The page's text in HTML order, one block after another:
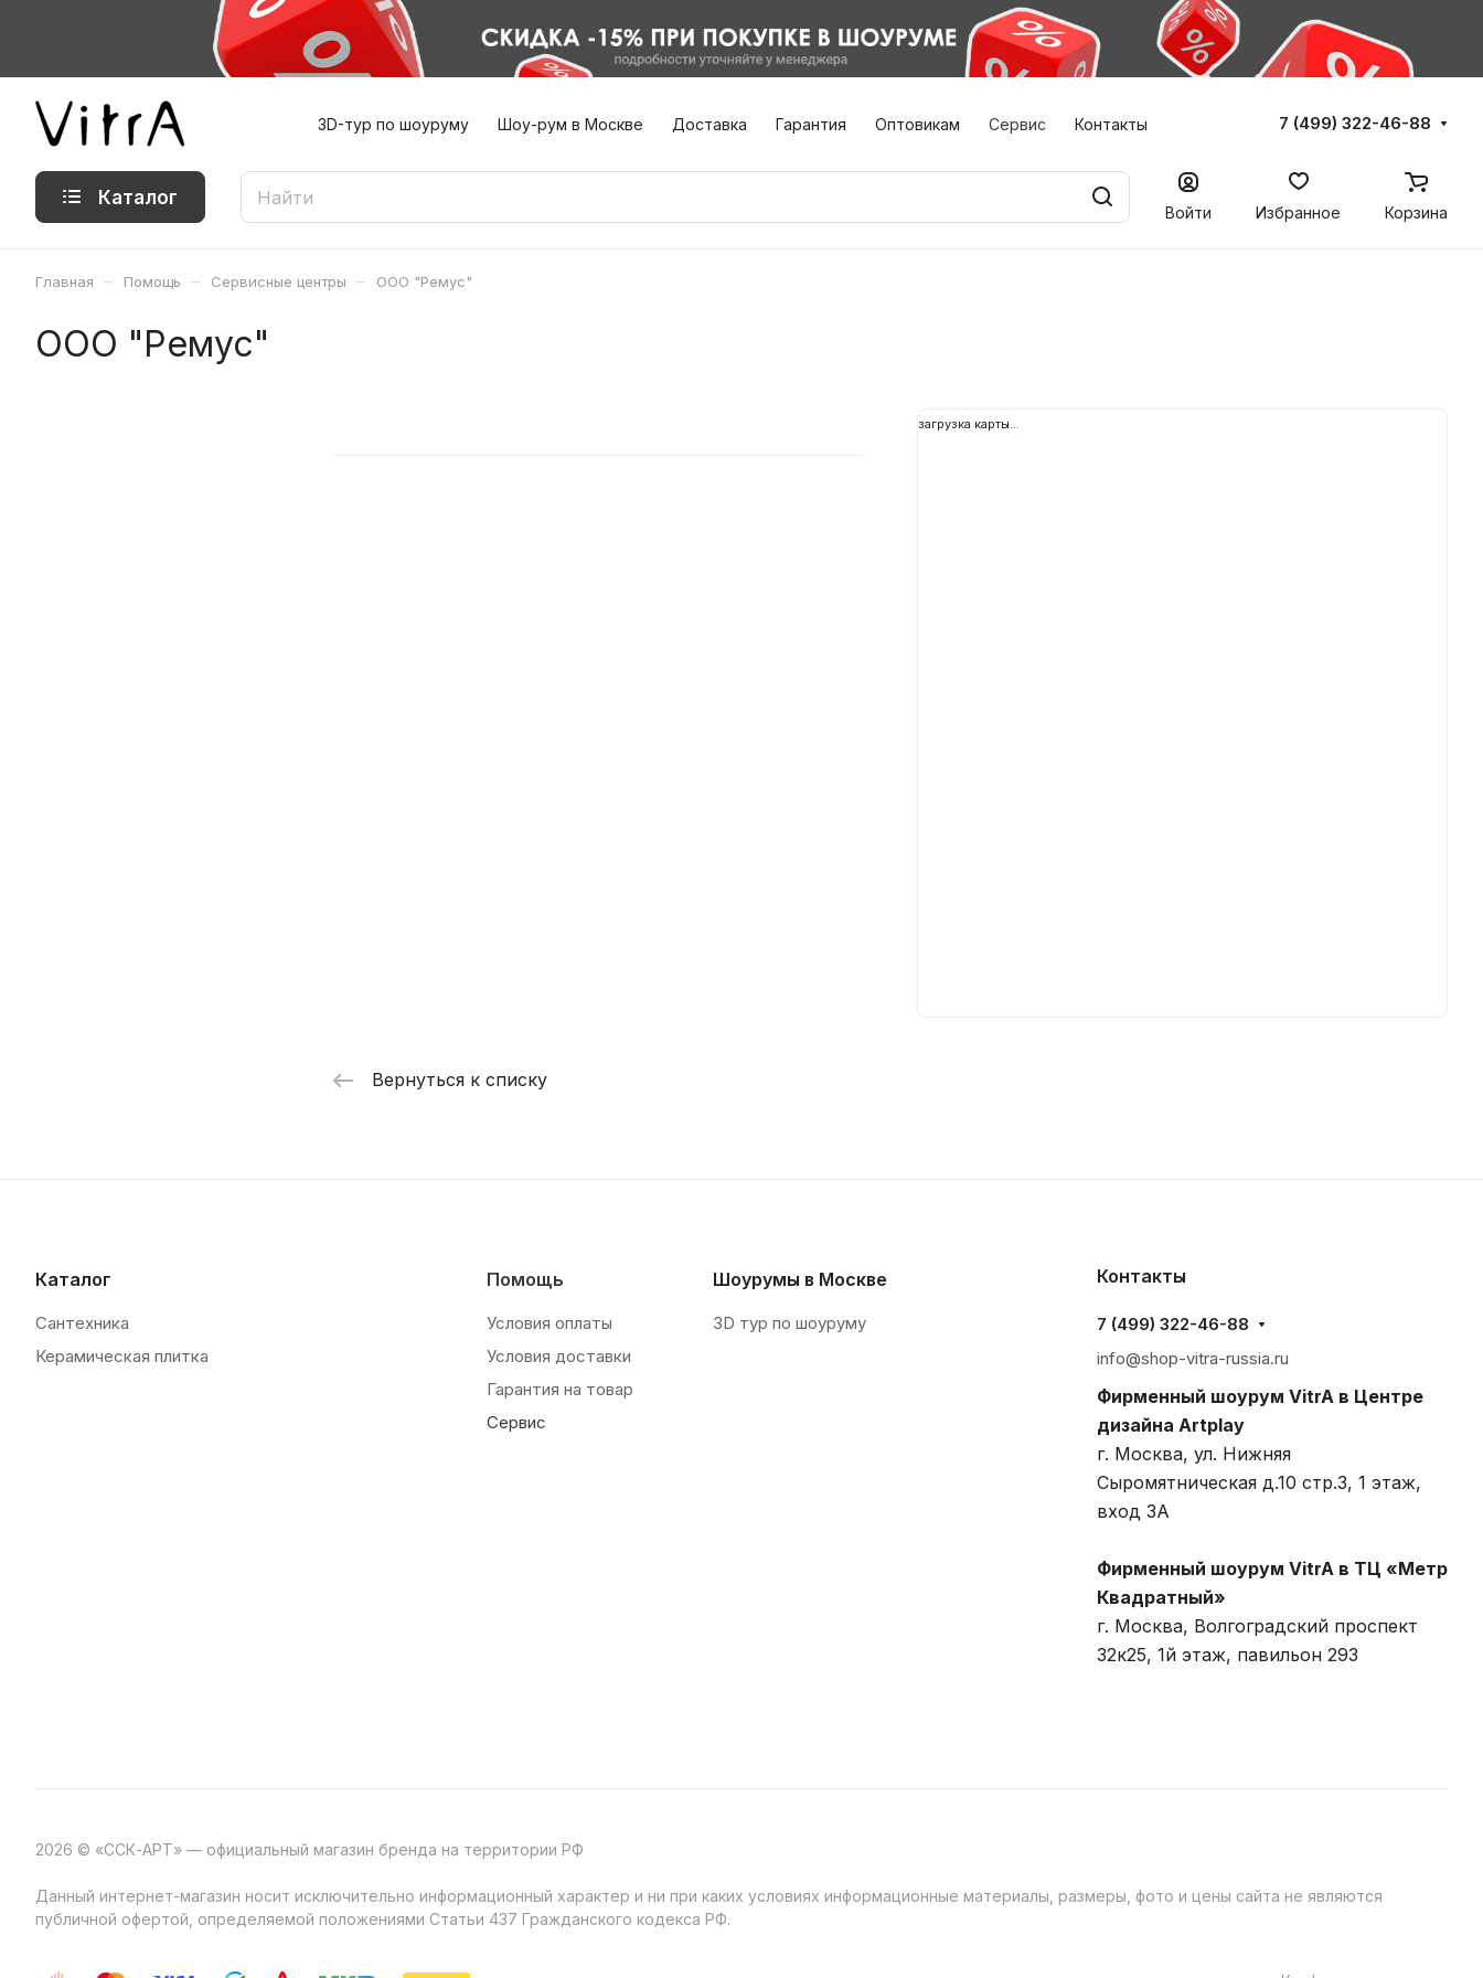
3D-тур по шоуруму Шоу-рум в Москве Доставка Гарантия Оптовикам Сервис Контакты 7 (499) 322-46-88
Каталог
Войти Избранное Корзина
Главная – Помощь – Сервисные центры – ООО "Ремус"
ООО "Ремус"
загрузка карты...
Вернуться к списку
Каталог
Сантехника
Керамическая плитка
Помощь
Условия оплаты
Условия доставки
Гарантия на товар
Сервис
Шоурумы в Москве
3D тур по шоуруму
Контакты
7 (499) 322-46-88
info@shop-vitra-russia.ru
Фирменный шоурум VitrA в Центре
дизайна Artplay
г. Москва, ул. Нижняя
Сыромятническая д.10 стр.3, 1 этаж,
вход 3A
Фирменный шоурум VitrA в ТЦ «Метр
Квадратный»
г. Москва, Волгоградский проспект
32к25, 1й этаж, павильон 293
2026 © «ССК-АРТ» — официальный магазин бренда на территории РФ
Данный интернет-магазин носит исключительно информационный характер и ни при каких условиях информационные материалы, размеры, фото и цены сайта не являются
публичной офертой, определяемой положениями Статьи 437 Гражданского кодекса РФ.